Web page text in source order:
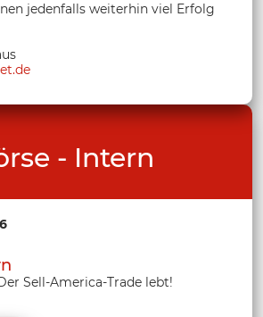
jedenfalls weiterhin viel Erfolg
- Intern
Sell-America-Trade lebt!